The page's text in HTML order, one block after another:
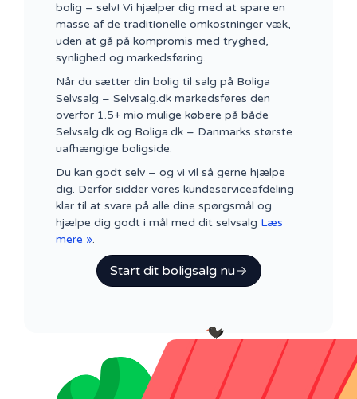
bolig – selv! Vi hjælper dig med at spare en
masse af de traditionelle omkostninger væk,
uden at gå på kompromis med tryghed,
synlighed og markedsføring.
Når du sætter din bolig til salg på Boliga
Selvsalg – Selvsalg.dk markedsføres den
overfor 1.5+ mio mulige købere på både
Selvsalg.dk og Boliga.dk – Danmarks største
uafhængige boligside.
Du kan godt selv – og vi vil så gerne hjælpe
dig. Derfor sidder vores kundeserviceafdeling
klar til at svare på alle dine spørgsmål og
hjælpe dig godt i mål med dit selvsalg Læs
mere ».
Start dit boligsalg nu